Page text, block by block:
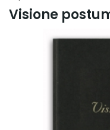
Visione